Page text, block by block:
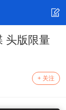
头版限量
+ 关注